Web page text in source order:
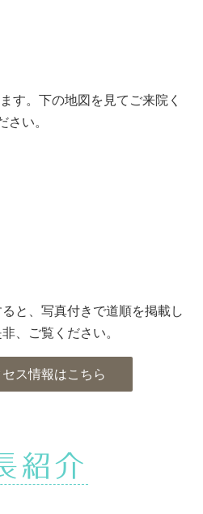
す。下の地図を見てご来院く
さい。
と、写真付きで道順を掲載し
、ご覧ください。
ス情報はこちら
紹介